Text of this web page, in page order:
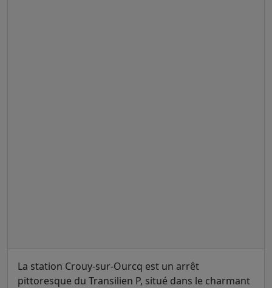
La station Crouy-sur-Ourcq est un arrêt
pittoresque du Transilien P, situé dans le charmant